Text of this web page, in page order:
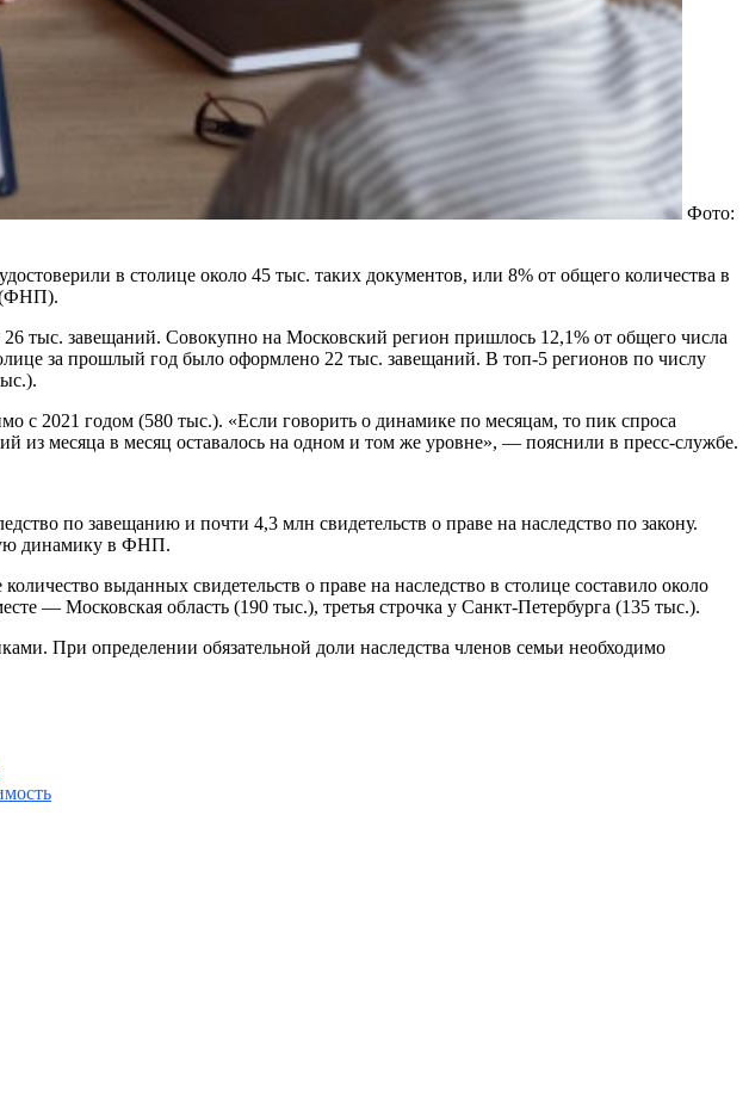
Фото:
в столице около 45 тыс. таких документов, или 8% от общего количества в
(ФНП).
тыс. завещаний. Совокупно на Московский регион пришлось 12,1% от общего числа
за прошлый год было оформлено 22 тыс. завещаний. В топ-5 регионов по числу
с 2021 годом (580 тыс.). «Если говорить о динамике по месяцам, то пик спроса
из месяца в месяц оставалось на одном и том же уровне», — пояснили в пресс-службе.
по завещанию и почти 4,3 млн свидетельств о праве на наследство по закону.
динамику в ФНП.
выданных свидетельств о праве на наследство в столице составило около
— Московская область (190 тыс.), третья строчка у Санкт-Петербурга (135 тыс.).
При определении обязательной доли наследства членов семьи необходимо